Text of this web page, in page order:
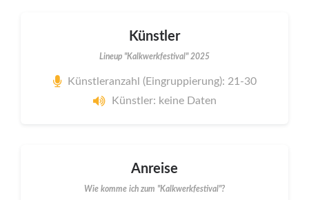
Künstler
Lineup "Kalkwerkfestival" 2025
Künstleranzahl (Eingruppierung): 21-30
Künstler: keine Daten
Anreise
Wie komme ich zum "Kalkwerkfestival"?